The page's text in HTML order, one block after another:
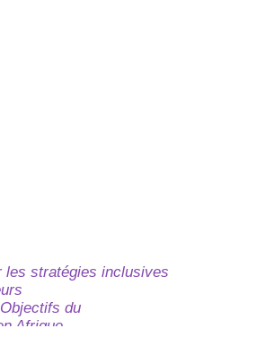
les stratégies inclusives
du
Afrique.